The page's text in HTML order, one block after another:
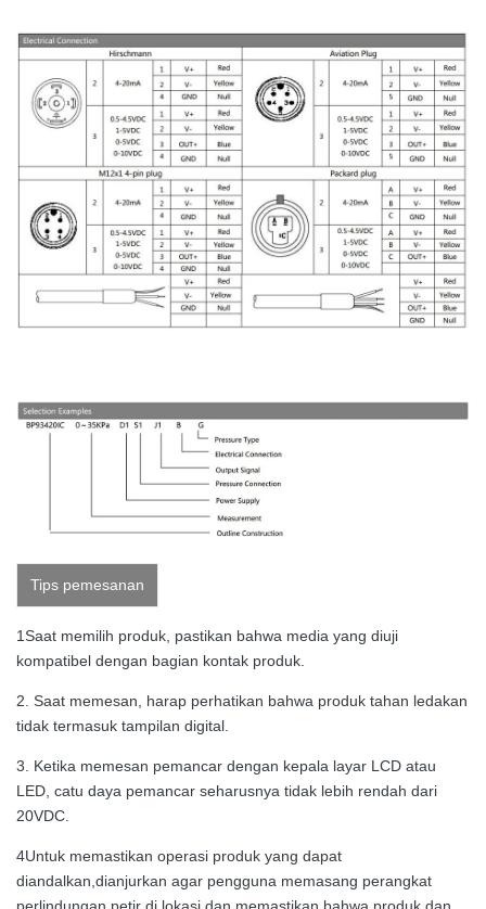
Tips pemesanan
1Saat memilih produk, pastikan bahwa media yang diuji
kompatibel dengan bagian kontak produk.
2. Saat memesan, harap perhatikan bahwa produk tahan ledakan
tidak termasuk tampilan digital.
3. Ketika memesan pemancar dengan kepala layar LCD atau
LED, catu daya pemancar seharusnya tidak lebih rendah dari
20VDC.
4Untuk memastikan operasi produk yang dapat
diandalkan,dianjurkan agar pengguna memasang perangkat